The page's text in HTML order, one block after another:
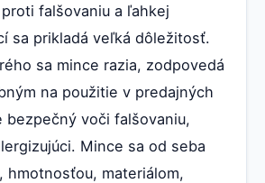
falšovaniu a ľahkej
sa prikladá veľká dôležitosť.
sa mince razia, zodpovedá
na použitie v predajných
bezpečný voči falšovaniu,
Mince sa od seba
hmotnosťou, materiálom,